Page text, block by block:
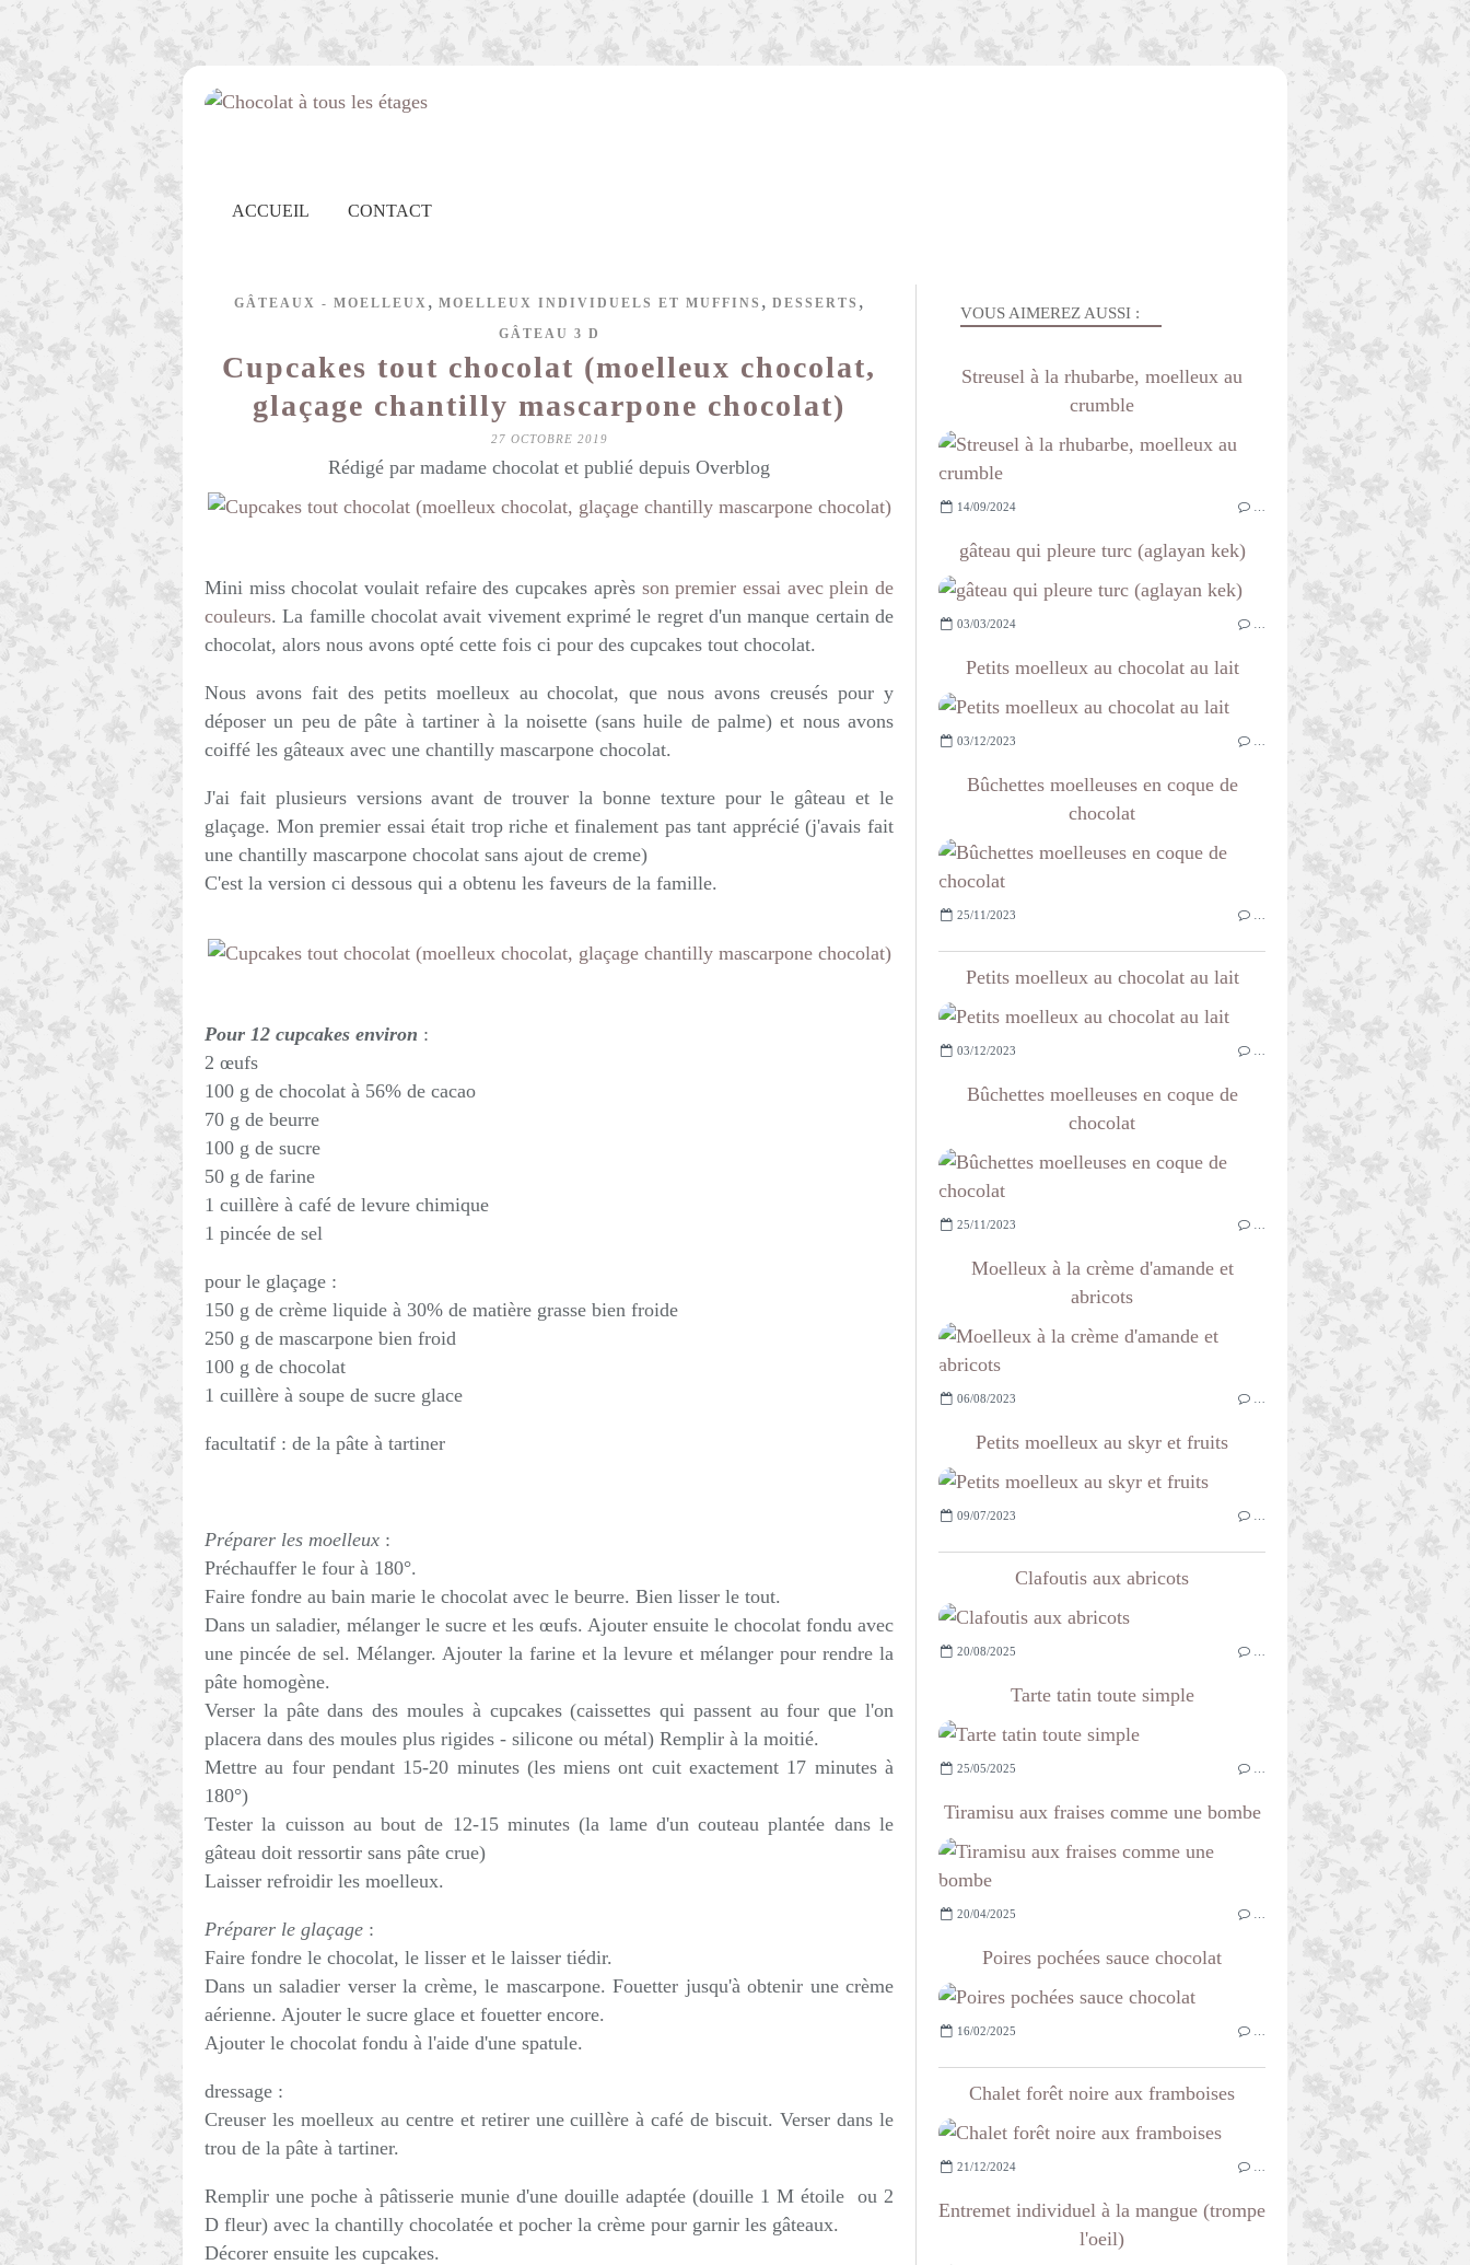
ACCUEIL CONTACT
GÂTEAUX - MOELLEUX , MOELLEUX INDIVIDUELS ET MUFFINS , DESSERTS ,
GÂTEAU 3 D
Cupcakes tout chocolat (moelleux chocolat,
glaçage chantilly mascarpone chocolat)
27 OCTOBRE 2019
Rédigé par madame chocolat et publié depuis Overblog
Mini miss chocolat voulait refaire des cupcakes après son premier essai avec plein de
couleurs. La famille chocolat avait vivement exprimé le regret d'un manque certain de
chocolat, alors nous avons opté cette fois ci pour des cupcakes tout chocolat.
Nous avons fait des petits moelleux au chocolat, que nous avons creusés pour y
déposer un peu de pâte à tartiner à la noisette (sans huile de palme) et nous avons
coiffé les gâteaux avec une chantilly mascarpone chocolat.
J'ai fait plusieurs versions avant de trouver la bonne texture pour le gâteau et le
glaçage. Mon premier essai était trop riche et finalement pas tant apprécié (j'avais fait
une chantilly mascarpone chocolat sans ajout de creme)
C'est la version ci dessous qui a obtenu les faveurs de la famille.
Pour 12 cupcakes environ :
2 œufs
100 g de chocolat à 56% de cacao
70 g de beurre
100 g de sucre
50 g de farine
1 cuillère à café de levure chimique
1 pincée de sel
pour le glaçage :
150 g de crème liquide à 30% de matière grasse bien froide
250 g de mascarpone bien froid
100 g de chocolat
1 cuillère à soupe de sucre glace
facultatif : de la pâte à tartiner
Préparer les moelleux :
Préchauffer le four à 180°.
Faire fondre au bain marie le chocolat avec le beurre. Bien lisser le tout.
Dans un saladier, mélanger le sucre et les œufs. Ajouter ensuite le chocolat fondu avec
une pincée de sel. Mélanger. Ajouter la farine et la levure et mélanger pour rendre la
pâte homogène.
Verser la pâte dans des moules à cupcakes (caissettes qui passent au four que l'on
placera dans des moules plus rigides - silicone ou métal) Remplir à la moitié.
Mettre au four pendant 15-20 minutes (les miens ont cuit exactement 17 minutes à
180°)
Tester la cuisson au bout de 12-15 minutes (la lame d'un couteau plantée dans le
gâteau doit ressortir sans pâte crue)
Laisser refroidir les moelleux.
Préparer le glaçage :
Faire fondre le chocolat, le lisser et le laisser tiédir.
Dans un saladier verser la crème, le mascarpone. Fouetter jusqu'à obtenir une crème
aérienne. Ajouter le sucre glace et fouetter encore.
Ajouter le chocolat fondu à l'aide d'une spatule.
dressage :
Creuser les moelleux au centre et retirer une cuillère à café de biscuit. Verser dans le
trou de la pâte à tartiner.
Remplir une poche à pâtisserie munie d'une douille adaptée (douille 1 M étoile ou 2
D fleur) avec la chantilly chocolatée et pocher la crème pour garnir les gâteaux.
Décorer ensuite les cupcakes.
VOUS AIMEREZ AUSSI :
Streusel à la rhubarbe, moelleux au
crumble
14/09/2024
gâteau qui pleure turc (aglayan kek)
03/03/2024
Petits moelleux au chocolat au lait
03/12/2023
Bûchettes moelleuses en coque de
chocolat
25/11/2023
Petits moelleux au chocolat au lait
03/12/2023
Bûchettes moelleuses en coque de
chocolat
25/11/2023
Moelleux à la crème d'amande et
abricots
06/08/2023
Petits moelleux au skyr et fruits
09/07/2023
Clafoutis aux abricots
20/08/2025
Tarte tatin toute simple
25/05/2025
Tiramisu aux fraises comme une bombe
20/04/2025
Poires pochées sauce chocolat
16/02/2025
Chalet forêt noire aux framboises
21/12/2024
Entremet individuel à la mangue (trompe
l'oeil)